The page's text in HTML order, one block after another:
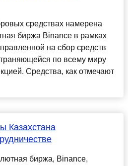
средствах намерена
биржа Binance в рамках
на сбор средств
по всему миру
Средства, как отмечают
Казахстана
биржа, Binance,